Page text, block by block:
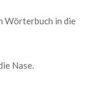
Wörterbuch in die
Nase.